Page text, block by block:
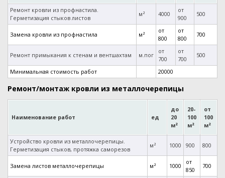
Ремонт кровли из профнастила.
Герметизация стыков листов
м² 4000
от
900
500
Замена кровли из профнастила м²
от
800
от
800
700
Ремонт примыкания к стенам и вентшахтам м.пог
от
700
от
700
500
Минимальная стоимость работ 20000
Ремонт/монтаж кровли из металлочерепицы
Наименование работ ед
до
20
м²
20-
100
м²
от
100
м²
Устройство кровли из металлочерепицы.
Герметизация стыков, протяжка саморезов
м² 1000 900 800
Замена листов металлочерепицы м² 1000
от
850
700